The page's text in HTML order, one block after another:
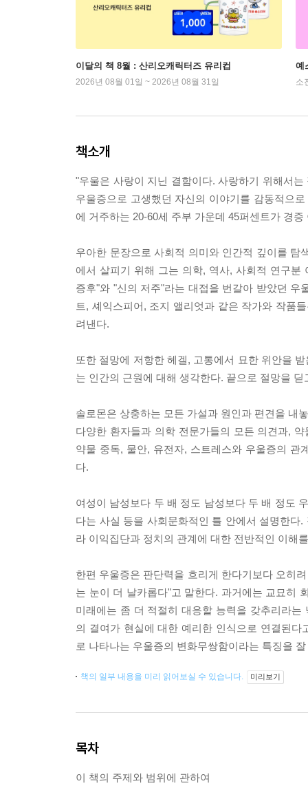
이달의 책 8월 : 산리오캐릭터즈 유리컵
2026년 08월 01일 ~ 2026년 08월 31일
예
소
책소개
"우울은 사랑이 지닌 결함이다. 사랑하기 위해서
우울증으로 고생했던 자신의 이야기를 감동적으
에 거주하는 20-60세 주부 가운데 45퍼센트가 경
우아한 문장으로 사회적 의미와 인간적 깊이를
에서 살피기 위해 그는 의학, 역사, 사회적 연구
증후"와 "신의 저주"라는 대접을 번갈아 받았던
트, 셰익스피어, 조지 앨리엇과 같은 작가와 작품
려낸다.
또한 절망에 저항한 헤겔, 고통에서 묘한 위안을
는 인간의 근원에 대해 생각한다. 끝으로 절망을
솔로몬은 상충하는 모든 가설과 원인과 편견을 내
다양한 환자들과 의학 전문가들의 모든 의견과,
약물 중독, 물안, 유전자, 스트레스와 우울증의
다.
여성이 남성보다 두 배 정도 남성보다 두 배 정도
다는 사실 등을 사회문화적인 틀 안에서 설명한
라 이익집단과 정치의 관계에 대한 전반적인 이해
한편 우울증은 판단력을 흐리게 한다기보다 오히
는 눈이 더 날카롭다"고 말한다. 과거에는 교묘히
미래에는 좀 더 적절히 대응할 능력을 갖추리라
의 결여가 현실에 대한 예리한 인식으로 연결된
로 나타나는 우울증의 변화무쌍함이라는 특징을
책의 일부 내용을 미리 읽어보실 수 있습니다. 미리보기
목차
이 책의 주제와 범위에 관하여